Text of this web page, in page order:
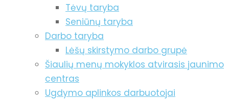
Tėvų taryba
Seniūnų taryba
Darbo taryba
Lėšų skirstymo darbo grupė
Šiaulių menų mokyklos atvirasis jaunimo
centras
Ugdymo aplinkos darbuotojai